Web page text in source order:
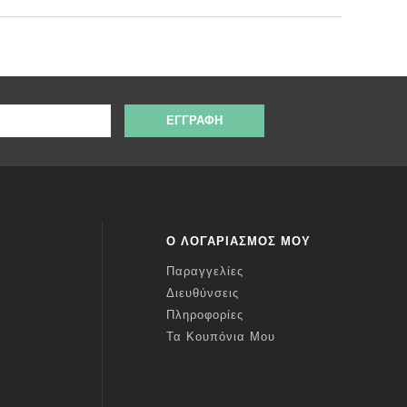
ΕΓΓΡΑΦΉ
Ο ΛΟΓΑΡΙΑΣΜΌΣ ΜΟΥ
Παραγγελίες
Διευθύνσεις
Πληροφορίες
Τα Κουπόνια Μου